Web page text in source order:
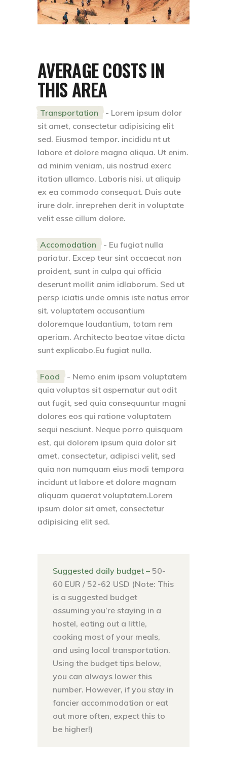
AVERAGE COSTS IN
THIS AREA
Transportation - Lorem ipsum dolor
sit amet, consectetur adipisicing elit
sed. Eiusmod tempor. incididu nt ut
labore et dolore magna aliqua. Ut enim.
ad minim veniam, uis nostrud exerc
itation ullamco. Laboris nisi. ut aliquip
ex ea commodo consequat. Duis aute
irure dolr. inreprehen derit in voluptate
velit esse cillum dolore.
Accomodation - Eu fugiat nulla
pariatur. Excep teur sint occaecat non
proident, sunt in culpa qui officia
deserunt mollit anim idlaborum. Sed ut
persp iciatis unde omnis iste natus error
sit. voluptatem accusantium
doloremque laudantium, totam rem
aperiam. Architecto beatae vitae dicta
sunt explicabo.Eu fugiat nulla.
Food - Nemo enim ipsam voluptatem
quia voluptas sit aspernatur aut odit
aut fugit, sed quia consequuntur magni
dolores eos qui ratione voluptatem
sequi nesciunt. Neque porro quisquam
est, qui dolorem ipsum quia dolor sit
amet, consectetur, adipisci velit, sed
quia non numquam eius modi tempora
incidunt ut labore et dolore magnam
aliquam quaerat voluptatem.Lorem
ipsum dolor sit amet, consectetur
adipisicing elit sed.
Suggested daily budget – 50-
60 EUR / 52-62 USD (Note: This
is a suggested budget
assuming you’re staying in a
hostel, eating out a little,
cooking most of your meals,
and using local transportation.
Using the budget tips below,
you can always lower this
number. However, if you stay in
fancier accommodation or eat
out more often, expect this to
be higher!)